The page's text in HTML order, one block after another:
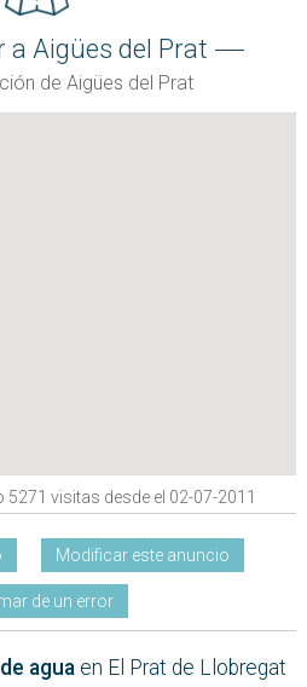
a Aigües del Prat
de Aigües del Prat
visitas desde el 02-07-2011
Modificar este anuncio
de un error
aguaen El Prat de Llobregat